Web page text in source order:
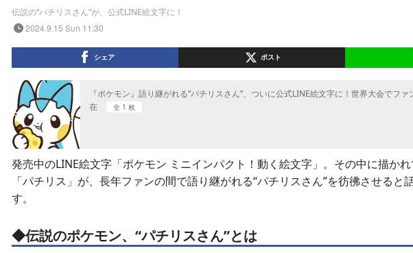
伝説の“パチリスさん”が、公式LINE絵文字に！
2024.9.15 Sun 11:30
シェア ポスト
『ポケモン』語り継がれる“パチリスさん”、ついに公式LINE絵文字に！世界大会でフ
在
全 1 枚
発売中のLINE絵文字「ポケモン ミニインパクト！動く絵文字」。その中に描か
「パチリス」が、長年ファンの間で語り継がれる“パチリスさん”を彷彿させると
す。
◆伝説のポケモン、“パチリスさん”とは